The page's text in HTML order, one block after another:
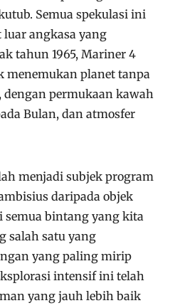
Semua spekulasi ini
luar angkasa yang
tahun 1965, Mariner 4
planet tanpa
dengan permukaan kawah
Bulan, dan atmosfer
menjadi subjek program
daripada objek
semua bintang yang kita
salah satu yang
yang paling mirip
intensif ini telah
yang jauh lebih baik